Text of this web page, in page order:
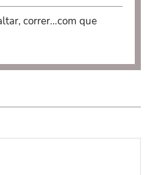
correr…com que